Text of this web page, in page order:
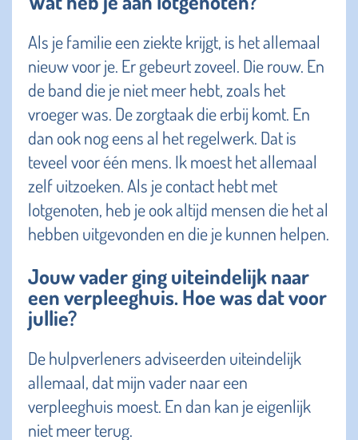
Als je familie een ziekte krijgt, is het allemaal
nieuw voor je. Er gebeurt zoveel. Die rouw. En
de band die je niet meer hebt, zoals het
vroeger was. De zorgtaak die erbij komt. En
dan ook nog eens al het regelwerk. Dat is
teveel voor één mens. Ik moest het allemaal
zelf uitzoeken. Als je contact hebt met
lotgenoten, heb je ook altijd mensen die het al
hebben uitgevonden en die je kunnen helpen.
Jouw vader ging uiteindelijk naar
een verpleeghuis. Hoe was dat voor
jullie?
De hulpverleners adviseerden uiteindelijk
allemaal, dat mijn vader naar een
verpleeghuis moest. En dan kan je eigenlijk
niet meer terug.